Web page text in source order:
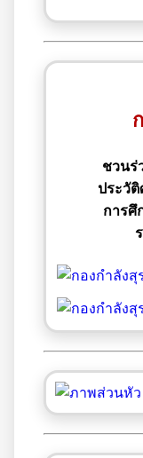
ชวนร่
ประวัติ
การศึ